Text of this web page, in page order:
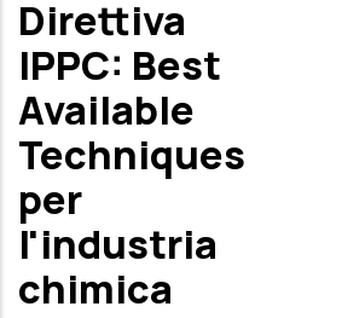
Direttiva
IPPC: Best
Available
Techniques
per
l'industria
chimica